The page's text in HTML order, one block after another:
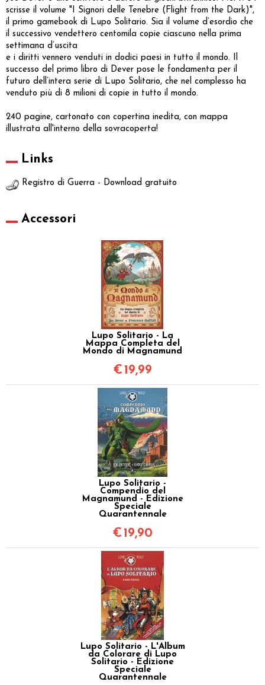
scrisse il volume "I Signori delle Tenebre (Flight from the Dark)",
il primo gamebook di Lupo Solitario. Sia il volume d’esordio che
il successivo vendettero centomila copie ciascuno nella prima
settimana d’uscita
e i diritti vennero venduti in dodici paesi in tutto il mondo. Il
successo del primo libro di Dever pose le fondamenta per il
futuro dell’intera serie di Lupo Solitario, che nel complesso ha
venduto più di 8 milioni di copie in tutto il mondo.
240 pagine, cartonato con copertina inedita, con mappa
illustrata all'interno della sovracoperta!
Links
Registro di Guerra - Download gratuito
Accessori
Lupo Solitario - La
Mappa Completa del
Mondo di Magnamund
€ 19,99
Lupo Solitario -
Compendio del
Magnamund - Edizione
Speciale
Quarantennale
€ 19,90
Lupo Solitario - L'Album
da Colorare di Lupo
Solitario - Edizione
Speciale
Quarantennale